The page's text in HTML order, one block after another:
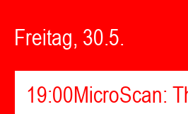
Freitag, 30.5.
19:00MicroScan: